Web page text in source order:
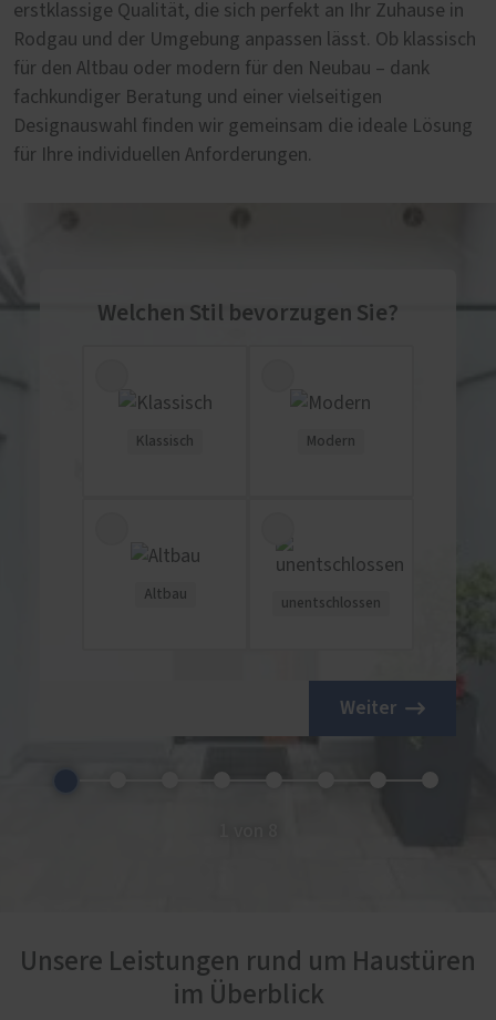
erstklassige Qualität, die sich perfekt an Ihr Zuhause in
Rodgau und der Umgebung anpassen lässt. Ob klassisch
für den Altbau oder modern für den Neubau – dank
fachkundiger Beratung und einer vielseitigen
Designauswahl finden wir gemeinsam die ideale Lösung
für Ihre individuellen Anforderungen.
Welchen Stil bevorzugen Sie?
Klassisch Modern
Altbau
unentschlossen
Weiter
Unsere Leistungen rund um Haustüren
im Überblick